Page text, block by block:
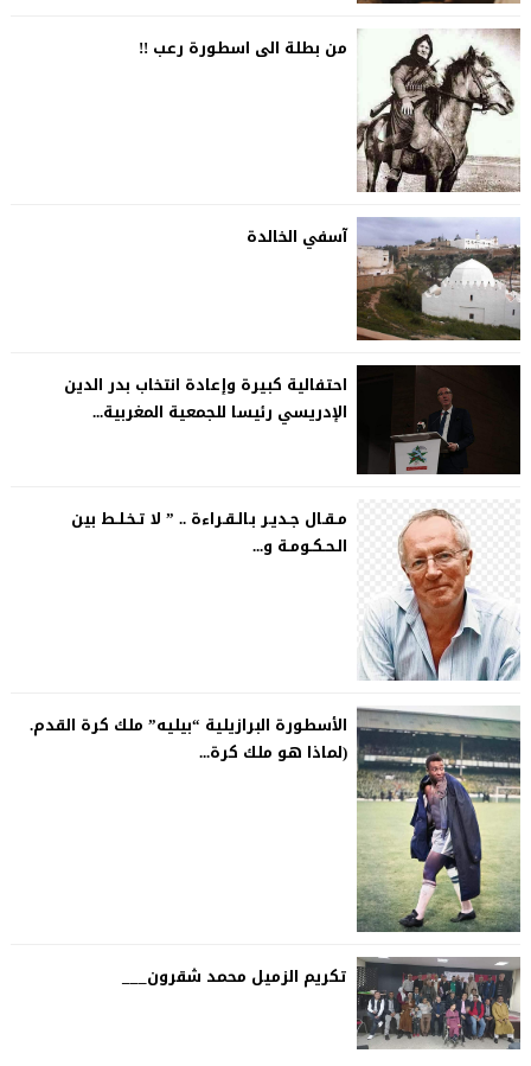
من بطلة الى اسطورة رعب !!
آسفي الخالدة
احتفالية كبيرة وإعادة انتخاب بدر الدين
الإدريسي رئيسا للجمعية المغربية...
مـقـال جـديـر بـالـقـراءة .. ” لا تـخـلـط بين
الـحـكـومـة و...
الأسطورة البرازيلية “بيليه” ملك كرة القدم.
(لماذا هو ملك كرة...
تكريم الزميل محمد شقرون___